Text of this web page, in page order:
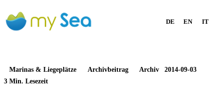
DE EN IT
Marinas & Liegeplätze Archivbeitrag Archiv
2014-09-03
3 Min. Lesezeit